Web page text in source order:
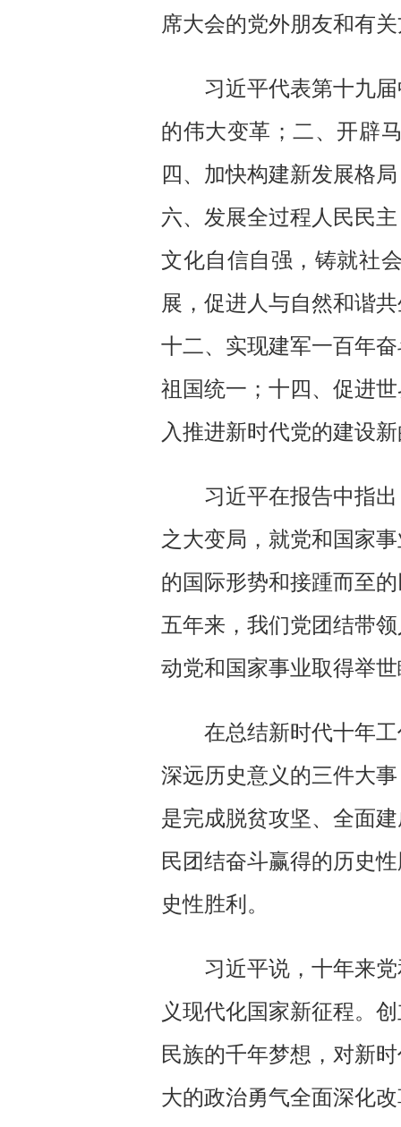
席大会的党外朋友和有
习近平代表第十九
的伟大变革；二、开辟
四、加快构建新发展格
六、发展全过程人民民
文化自信自强，铸就社
展，促进人与自然和谐
十二、实现建军一百年
祖国统一；十四、促进
入推进新时代党的建设
习近平在报告中指
之大变局，就党和国家
的国际形势和接踵而至
五年来，我们党团结带
动党和国家事业取得举
在总结新时代十年
深远历史意义的三件大
是完成脱贫攻坚、全面
民团结奋斗赢得的历史
史性胜利。
习近平说，十年来
义现代化国家新征程。
民族的千年梦想，对新
大的政治勇气全面深化